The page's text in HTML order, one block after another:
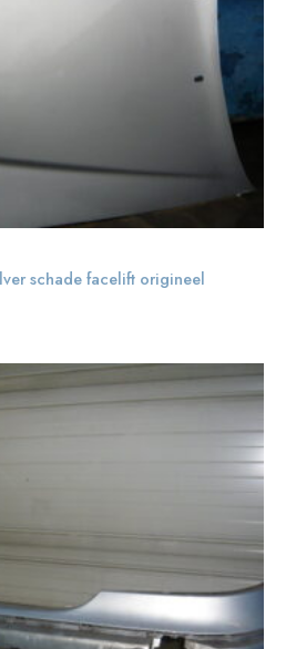
schade facelift origineel